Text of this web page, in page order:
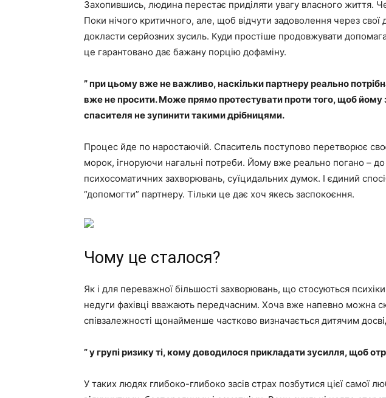
Захопившись, людина перестає приділяти увагу власного життя.
Поки нічого критичного, але, щоб відчути задоволення через свої
докласти серйозних зусиль. Куди простіше продовжувати
це гарантовано дає бажану порцію дофаміну.
” при цьому вже не важливо, наскільки партнеру реально
вже не просити. Може прямо протестувати проти того, щоб йому
спасителя не зупинити такими дрібницями.
Процес йде по наростаючій. Спаситель поступово перетворює
морок, ігноруючи нагальні потреби. Йому вже реально погано – до
психосоматичних захворювань, суїцидальних думок. І єдиний
“допомогти” партнеру. Тільки це дає хоч якесь заспокоєння.
Чому це сталося?
Як і для переважної більшості захворювань, що стосуються
недуги фахівці вважають передчасним. Хоча вже напевно можна
співзалежності щонайменше частково визначається дитячим
” у групі ризику ті, кому доводилося прикладати зусилля, щоб
У таких людях глибоко-глибоко засів страх позбутися цієї самої